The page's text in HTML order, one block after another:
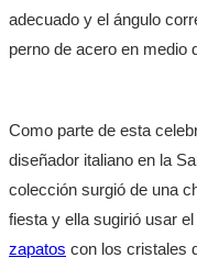
adecuado y el ángulo
perno de acero en medio
Como parte de esta
diseñador italiano en la
colección surgió de una
fiesta y ella sugirió usar
zapatos con los cristales